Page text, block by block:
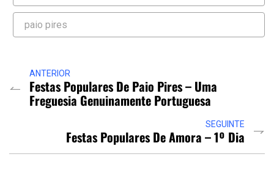
paio pires
ANTERIOR
Festas Populares De Paio Pires – Uma
Freguesia Genuinamente Portuguesa
SEGUINTE
Festas Populares De Amora – 1º Dia